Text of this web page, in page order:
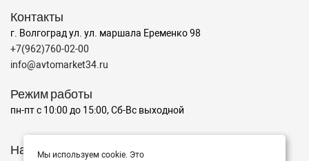
Контакты
г. Волгоград ул. ул. маршала Еременко 98
+7(962)760-02-00
info@avtomarket34.ru
Режим работы
пн-пт с 10:00 до 15:00, Сб-Вс выходной
Наш рейтинг на Яндексе
Мы используем cookie. Это